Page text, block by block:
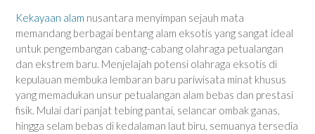
Kekayaan alam nusantara menyimpan sejauh mata
memandang berbagai bentang alam eksotis yang sangat ideal
untuk pengembangan cabang-cabang olahraga petualangan
dan ekstrem baru. Menjelajah potensi olahraga eksotis di
kepulauan membuka lembaran baru pariwisata minat khusus
yang memadukan unsur petualangan alam bebas dan prestasi
fisik. Mulai dari panjat tebing pantai, selancar ombak ganas,
hingga selam bebas di kedalaman laut biru, semuanya tersedia